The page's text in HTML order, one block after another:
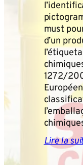
must
d’un
1272/
Lire la